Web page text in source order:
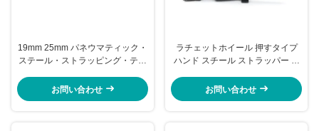
19mm 25mm パネウマティック・
ステール・ストラッピング・テン
ク・バンド・テンショナー
お問い合わせ
ラチェットホイール 押すタイプ
ハンド スチール ストラッパー ス
ー 32mm
お問い合わせ